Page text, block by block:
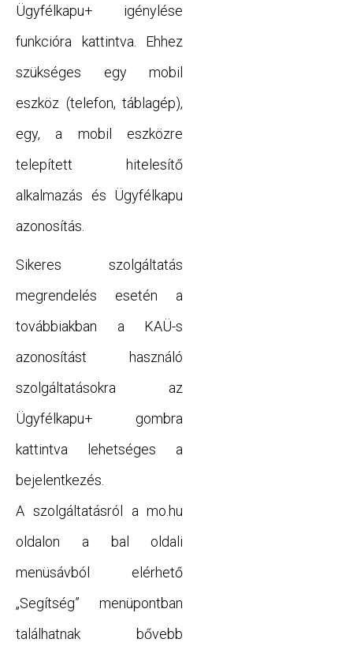
Ügyfélkapu+ igénylése
funkcióra kattintva. Ehhez
szükséges egy mobil
eszköz (telefon, táblagép),
egy, a mobil eszközre
telepített hitelesítő
alkalmazás és Ügyfélkapu
azonosítás.
Sikeres szolgáltatás
megrendelés esetén a
továbbiakban a KAÜ-s
azonosítást használó
szolgáltatásokra az
Ügyfélkapu+ gombra
kattintva lehetséges a
bejelentkezés.
A szolgáltatásról a mo.hu
oldalon a bal oldali
menüsávból elérhető
„Segítség” menüpontban
találhatnak bővebb